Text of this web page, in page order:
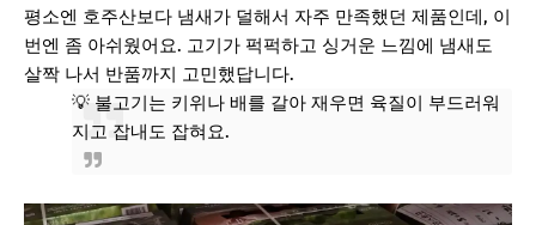
평소엔 호주산보다 냄새가 덜해서 자주 만족했던 제품인데, 이
번엔 좀 아쉬웠어요. 고기가 퍽퍽하고 싱거운 느낌에 냄새도
살짝 나서 반품까지 고민했답니다.
💡 불고기는 키위나 배를 갈아 재우면 육질이 부드러워
지고 잡내도 잡혀요.